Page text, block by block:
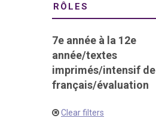
RÔLES
7e année à la 12e
année/textes
imprimés/intensif de
français/évaluation
Clear filters